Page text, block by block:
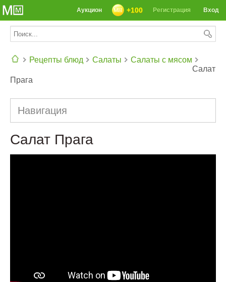
Вход
Регистрация
+100
Аукцион
Рецепты блюд Салаты
Салаты с мясом
Салат
Прага
Навигация
Салат Прага